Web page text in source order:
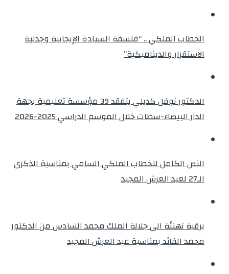
الخطاب الملكي .. “فلسفة السيادة الإيجابية وجدلية
الاستقرار والديناميكية”
الدكتور نوفل كديلي يتفقد 39 مؤسسة تعليمية بجهة
الدار البيضاء-سطات خلال الموسم الدراسي 2025-2026
النص الكامل للخطاب الملكي السامي بمناسبة الذكرى
الـ27 لعيد العرش المجيد
برقية تهنئة الى جلالة الملك محمد السادس من الدكتور
محمد الفائد بمناسبة عيد العرش المجيد